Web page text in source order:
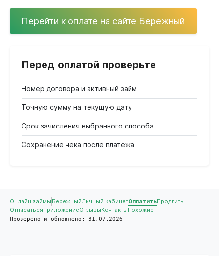
Перейти к оплате на сайте Бережный
Перед оплатой проверьте
Номер договора и активный займ
Точную сумму на текущую дату
Срок зачисления выбранного способа
Сохранение чека после платежа
Онлайн займы БережныйЛичный кабинетОплатитьПродлить
Отписаться ПриложениеОтзывы Контакты Похожие
Проверено и обновлено: 31.07.2026